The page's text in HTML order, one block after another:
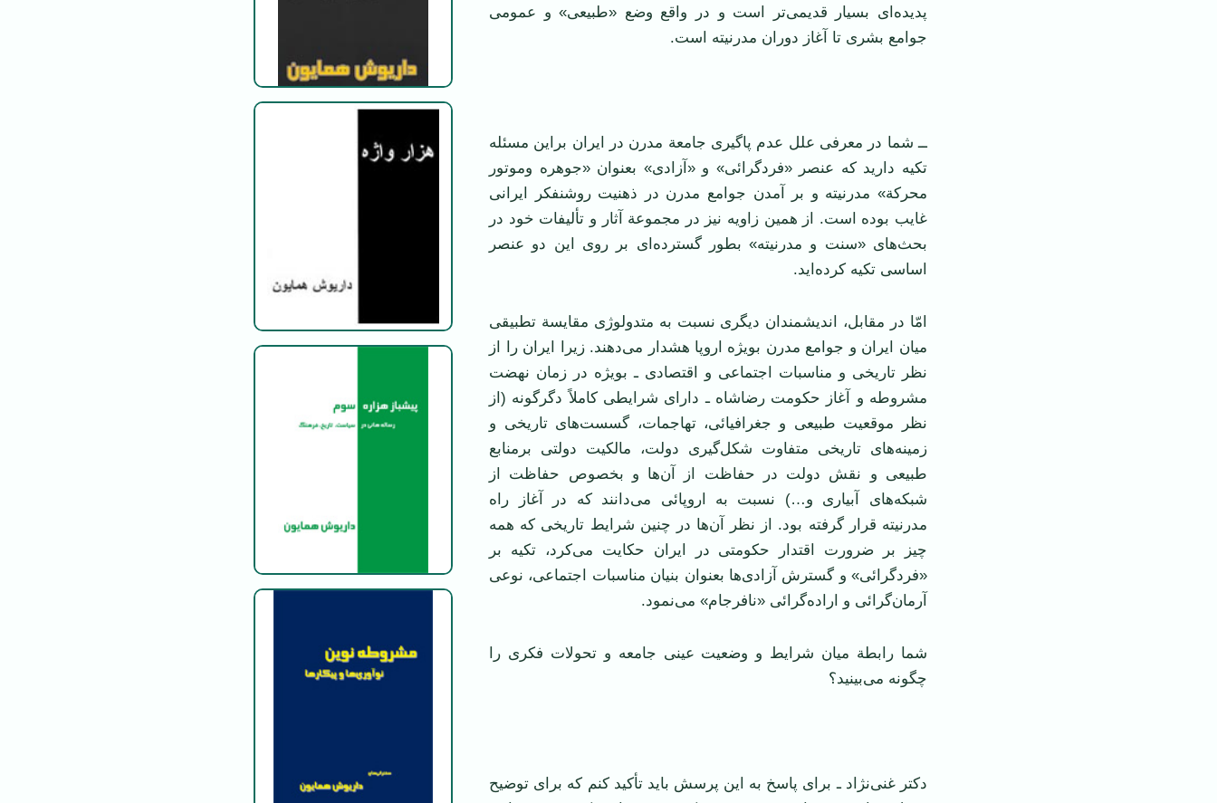
پدیده‌ای بسیار قدیمی‌تر است و در واقع وضع «طبیعی» و عمومی
جوامع بشری تا آغاز دوران مدرنیته است.
ــ شما در معرفی علل عدم پاگیری جامعة مدرن در ایران براین مسئله
تکیه دارید که عنصر «فردگرائی» و «آزادی» بعنوان «جوهره وموتور
محرکة» مدرنیته و بر آمدن جوامع مدرن در ذهنیت روشنفکر ایرانی
غایب بوده است. از همین زاویه نیز در مجموعة آثار و تألیفات خود در
بحث‌های «سنت و مدرنیته» بطور گسترده‌ای بر روی این دو عنصر
اساسی تکیه کرده‌اید.
امّا در مقابل، اندیشمندان دیگری نسبت به متدولوژی مقایسة تطبیقی
میان ایران و جوامع مدرن بویژه اروپا هشدار می‌دهند. زیرا ایران را از
نظر تاریخی و مناسبات اجتماعی و اقتصادی ـ بویژه در زمان نهضت
مشروطه و آغاز حکومت رضاشاه ـ دارای شرایطی کاملاً دگرگونه (از
نظر موقعیت طبیعی و جغرافیائی، تهاجمات، گسست‌های تاریخی و
زمینه‌های تاریخی متفاوت شکل‌گیری دولت، مالکیت دولتی برمنابع
طبیعی و نقش دولت در حفاظت از آن‌ها و بخصوص حفاظت از
شبکه‌های آبیاری و…) نسبت به اروپائی می‌دانند که در آغاز راه
مدرنیته قرار گرفته بود. از نظر آن‌ها در چنین شرایط تاریخی که همه
چیز بر ضرورت اقتدار حکومتی در ایران حکایت می‌کرد، تکیه بر
«فردگرائی» و گسترش آزادی‌ها بعنوان بنیان مناسبات اجتماعی، نوعی
آرمان‌گرائی و اراده‌گرائی «نافرجام» می‌نمود.
شما رابطة میان شرایط و وضعیت عینی جامعه و تحولات فکری را
چگونه می‌بینید؟
دکتر غنی‌نژاد ـ برای پاسخ به این پرسش باید تأکید کنم که برای توضیح